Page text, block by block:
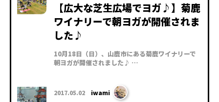
【広大な芝生広場でヨガ♪】菊鹿
ワイナリーで朝ヨガが開催されま
した♪
10月18日（日）、山鹿市にある菊鹿ワイナリーで
朝ヨガが開催されました♪ …
2017.05.02 iwami